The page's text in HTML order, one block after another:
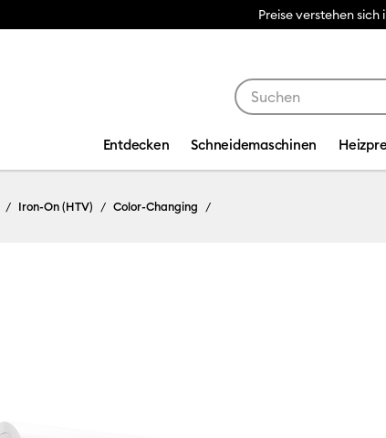
Preise verstehen sich
Entdecken Schneidemaschinen
Iron-On (HTV) Color-Changing